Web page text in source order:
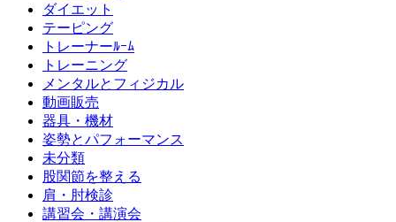
ダイエット
テーピング
トレーナーﾙｰﾑ
トレーニング
メンタルとフィジカル
動画販売
器具・機材
姿勢とパフォーマンス
未分類
股関節を整える
肩・肘検診
講習会・講演会